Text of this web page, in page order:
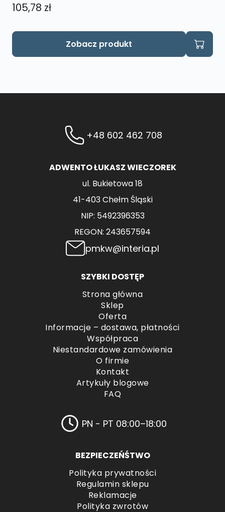
105,78 zł
Zobacz produkt
+48 602 462 708
ADWENTO ŁUKASZ WIECZOREK
ul. Bukietowa 18
41-403 Chełm Śląski
NIP: 5492396353
REGON: 243657594
pmkw@interia.pl
SZYBKI DOSTĘP
Strona główna
Sklep
Oferta
Informacje – dostawa, płatności
Współpraca
Niestandardowe zamówienia
O firmie
Kontakt
Artykuły blogowe
FAQ
PN - PT 08:00–18:00
BEZPIECZEŃŚTWO
Polityka prywatności
Regulamin sklepu
Reklamacje
Polityka zwrotów